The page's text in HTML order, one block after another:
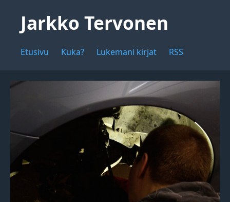
Jarkko Tervonen
Etusivu Kuka? Lukemani kirjat RSS